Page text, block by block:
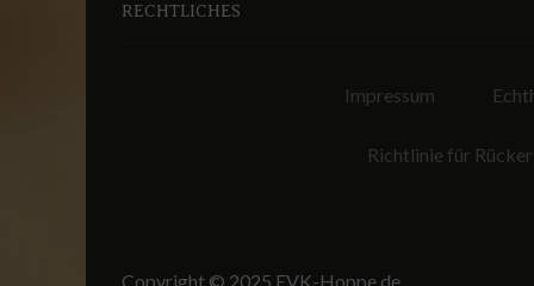
RECHTLICHES
Impressum
Richtlinie für
Copyright © 2025 EVK-Hoppe.de